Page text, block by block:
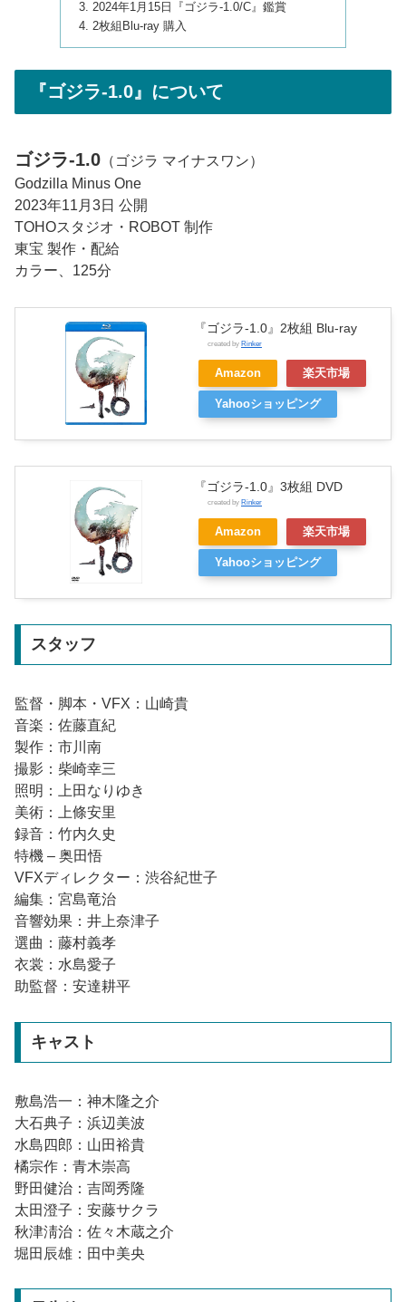
2024年1月15日『ゴジラ-1.0/C』鑑賞
2枚組Blu-ray 購入
『ゴジラ-1.0』について
ゴジラ-1.0 （ゴジラ マイナスワン）
Godzilla Minus One
2023年11月3日 公開
TOHOスタジオ・ROBOT 制作
東宝 製作・配給
カラー、125分
『ゴジラ-1.0』2枚組 Blu-ray
created by Rinker
Amazon 楽天市場
Yahooショッピング
『ゴジラ-1.0』3枚組 DVD
created by Rinker
Amazon 楽天市場
Yahooショッピング
スタッフ
監督・脚本・VFX：山崎貴
音楽：佐藤直紀
製作：市川南
撮影：柴崎幸三
照明：上田なりゆき
美術：上條安里
録音：竹内久史
特機 – 奥田悟
VFXディレクター：渋谷紀世子
編集：宮島竜治
音響効果：井上奈津子
選曲：藤村義孝
衣裳：水島愛子
助監督：安達耕平
キャスト
敷島浩一：神木隆之介
大石典子：浜辺美波
水島四郎：山田裕貴
橘宗作：青木崇高
野田健治：吉岡秀隆
太田澄子：安藤サクラ
秋津淸治：佐々木蔵之介
堀田辰雄：田中美央